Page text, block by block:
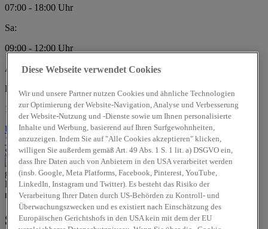
07:00 - 18:00 Uhr
Sa:
09:00 - 12:00 Uhr
Auto-Center-Widuckel GmbH
Beim Handweiser 11
18311 Ribnitz-Damgarten
Über unsÜber uns
Standort
Kontakt 03821/4435Anrufen
Unser Team
Servicetermin
Sofort verfügbare Fahrzeuge
Diese Webseite verwendet Cookies
Wir und unsere Partner nutzen Cookies und ähnliche Technologien
zur Optimierung der Website-Navigation, Analyse und Verbesserung
der Website-Nutzung und -Dienste sowie um Ihnen personalisierte
Inhalte und Werbung, basierend auf Ihren Surfgewohnheiten,
anzuzeigen. Indem Sie auf "Alle Cookies akzeptieren" klicken,
willigen Sie außerdem gemäß Art. 49 Abs. 1 S. 1 lit. a) DSGVO ein,
dass Ihre Daten auch von Anbietern in den USA verarbeitet werden
(insb. Google, Meta Platforms, Facebook, Pinterest, YouTube,
LinkedIn, Instagram und Twitter). Es besteht das Risiko der
Verarbeitung Ihrer Daten durch US-Behörden zu Kontroll- und
Überwachungszwecken und es existiert nach Einschätzung des
Europäischen Gerichtshofs in den USA kein mit dem der EU